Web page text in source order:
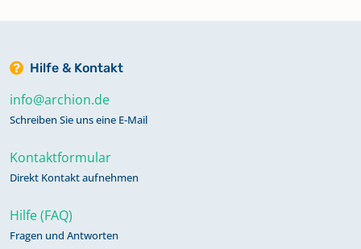
Hilfe & Kontakt
info@archion.de
Schreiben Sie uns eine E-Mail
Kontaktformular
Direkt Kontakt aufnehmen
Hilfe (FAQ)
Fragen und Antworten